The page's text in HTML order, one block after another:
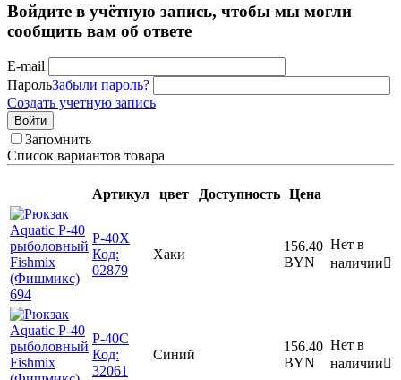
Войдите в учётную запись, чтобы мы могли
сообщить вам об ответе
E-mail
ПарольЗабыли пароль?
Создать учетную запись
Войти
Запомнить
Список вариантов товара
Артикул цвет Доступность Цена
Р-40Х
Код:
02879
Хаки
156.40
BYN
Нет в
наличии
Р-40С
Код:
32061
Синий
156.40
BYN
Нет в
наличии